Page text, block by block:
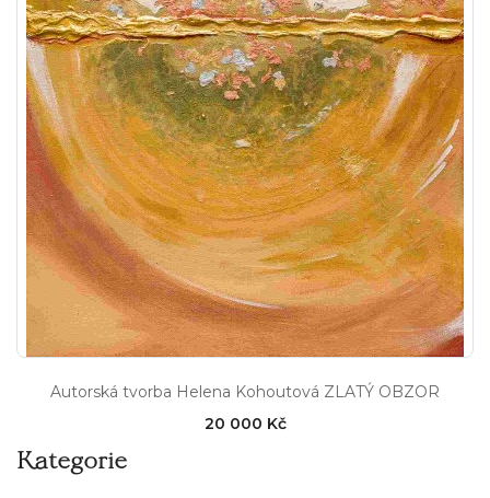
Kategorie
Autorská tvorba Helena Kohoutová ZLATÝ OBZOR
20 000 Kč